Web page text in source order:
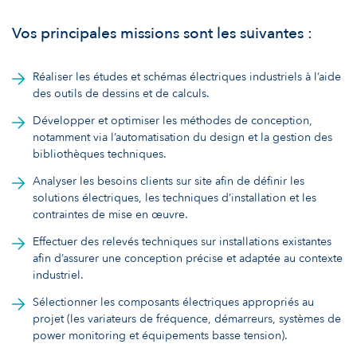
Vos principales missions sont les suivantes :
Réaliser les études et schémas électriques industriels à l’aide
des outils de dessins et de calculs.
Développer et optimiser les méthodes de conception,
notamment via l’automatisation du design et la gestion des
bibliothèques techniques.
Analyser les besoins clients sur site afin de définir les
solutions électriques, les techniques d’installation et les
contraintes de mise en œuvre.
Effectuer des relevés techniques sur installations existantes
afin d’assurer une conception précise et adaptée au contexte
industriel.
Sélectionner les composants électriques appropriés au
projet (les variateurs de fréquence, démarreurs, systèmes de
power monitoring et équipements basse tension).